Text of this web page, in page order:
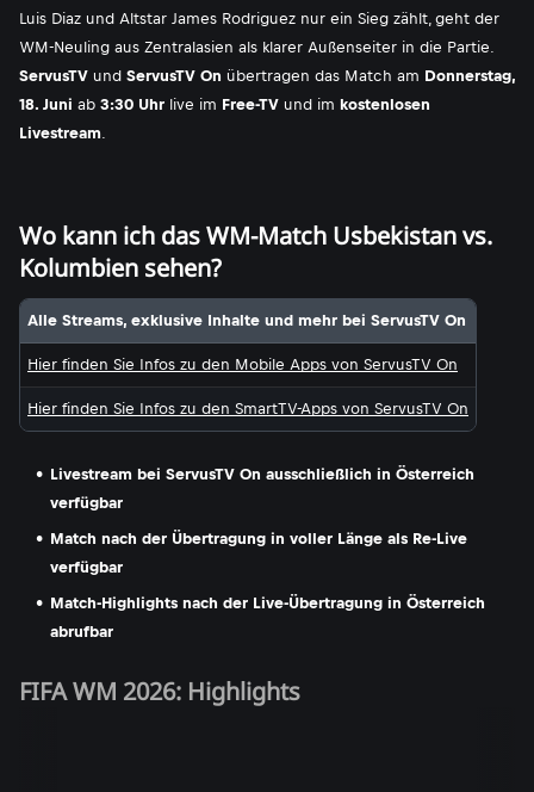
Luis Diaz und Altstar James Rodriguez nur ein Sieg zählt, geht der
WM-Neuling aus Zentralasien als klarer Außenseiter in die Partie.
ServusTV und ServusTV On übertragen das Match am Donnerstag,
18. Juni ab 3:30 Uhr live im Free-TV und im kostenlosen
Livestream.
Wo kann ich das WM-Match Usbekistan vs.
Kolumbien sehen?
Alle Streams, exklusive Inhalte und mehr bei ServusTV On
Hier finden Sie Infos zu den Mobile Apps von ServusTV On
Hier finden Sie Infos zu den SmartTV-Apps von ServusTV On
Livestream bei ServusTV On ausschließlich in Österreich
verfügbar
Match nach der Übertragung in voller Länge als Re-Live
verfügbar
Match-Highlights nach der Live-Übertragung in Österreich
abrufbar
FIFA WM 2026: Highlights